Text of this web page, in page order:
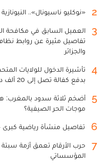
2 «نوكليو ناسيونال»..
3
العميل السابق في مكافحة
تفاصيل مثيرة عن روابط نظام
والجزائر
4
بدفع كفالة تصل إلى 20 ألف دولار
5
أضخم ثلاثة سدود
موجات الحر الصيفية؟
6 تفاصيل منشأة رياضية كبرى
7
حرب الأرقام تعمق أزمة
المؤسساتي